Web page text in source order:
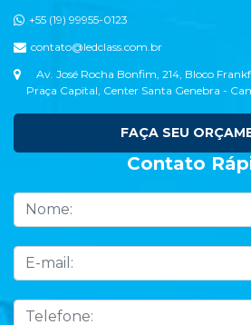
+55 (19) 99955-0123
contato@ledclass.com.br
Av. José Rocha Bonfim, 214, Bloco
Praça Capital, Center Santa Genebra -
FAÇA SEU
Contato